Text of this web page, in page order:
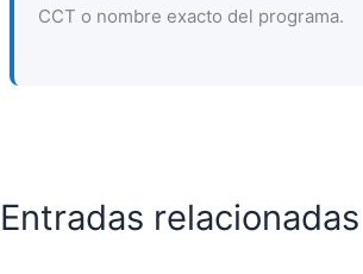
CCT o nombre exacto del programa.
Entradas relacionadas